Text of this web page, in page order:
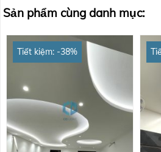
Sản phẩm cùng danh mục:
Tiết kiệm: -38%